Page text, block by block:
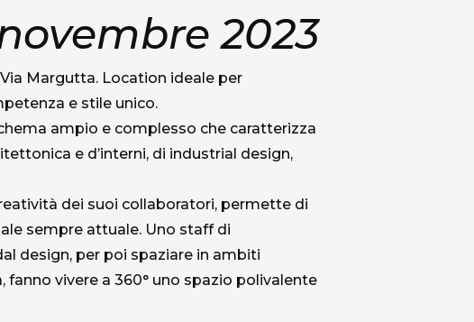
2023
Margutta. Location ideale per
e stile unico.
ampio e complesso che caratterizza
e d’interni, di industrial design,
dei suoi collaboratori, permette di
sempre attuale. Uno staff di
design, per poi spaziare in ambiti
fanno vivere a 360° uno spazio polivalente